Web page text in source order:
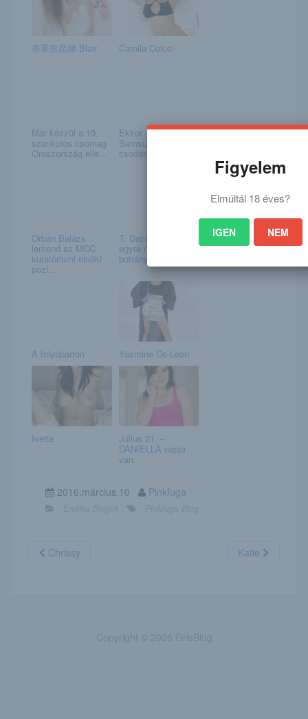
布莱尔昆娜 Blair Camila Colcci
Már készül a 19.
szankciós csomag
Oroszország elle...
Ekkor jön a
Samsung
csodatelefonja
Orbán Balázs
lemond az MCC
kuratóriumi elnöki
pozí...
T. Danny körül
egyre nagyobb a
botrány: miért rejt...
A folyóparton Yasmine De Leon
Ivette Július 21. –
DANIELLA napja
van
2016.március.10 Pinkfuga
Chrissy Katie
Figyelem
Elmúltál 18 éves?
IGEN NEM